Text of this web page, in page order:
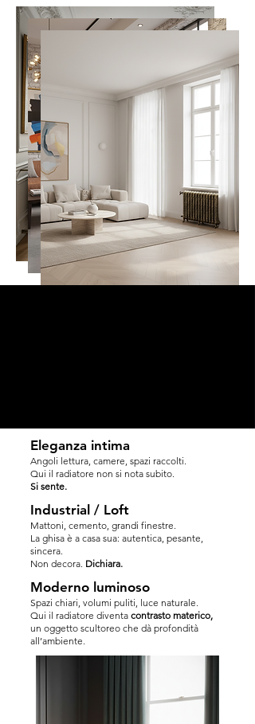
Eleganza intima
​Angoli lettura, camere, spazi raccolti.
Qui il radiatore non si nota subito.
Si sente.
Industrial / Loft
Mattoni, cemento, grandi finestre.
La ghisa è a casa sua: autentica, pesante,
sincera.
Non decora. Dichiara.
Moderno luminoso
​Spazi chiari, volumi puliti, luce naturale.
Qui il radiatore diventa contrasto materico,
un oggetto scultoreo che dà profondità
all’ambiente.